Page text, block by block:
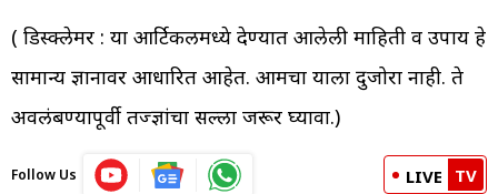
( डिस्क्लेमर : या आर्टिकलमध्ये देण्यात आलेली माहिती व उपाय हे
सामान्य ज्ञानावर आधारित आहेत. आमचा याला दुजोरा नाही. ते
अवलंबण्यापूर्वी तज्ज्ञांचा सल्ला जरूर घ्यावा.)
Follow Us LIVE TV